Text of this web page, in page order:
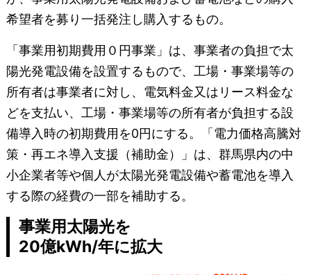
希望者を募り一括発注し購入するもの。
「事業用初期費用０円事業」は、事業者の負担で太
陽光発電設備を設置するもので、工場・事業場等の
所有者は事業者に対し、電気料金又はリース料金な
どを支払い、工場・事業場等の所有者が負担する設
備導入時の初期費用を0円にする。「電力価格高騰対
策・再エネ導入支援（補助金）」は、群馬県内の中
小企業者等や個人が太陽光発電設備や蓄電池を導入
する際の経費の一部を補助する。
事業用太陽光を
20億kWh/年に拡大